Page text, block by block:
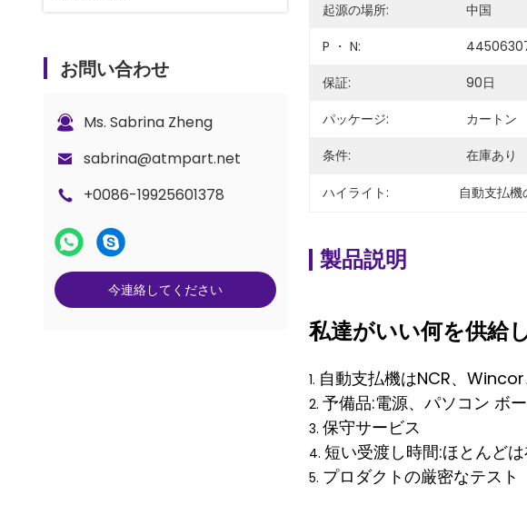
栄光カウンター スペアパーツ
ロックとキーの部品
G+D BPS C5 カウンター パーツ
お問い合わせ
Ms. Sabrina Zheng
sabrina@atmpart.net
+0086-19925601378
今連絡してください
起源の場所: 中国
P ・ N:
保証:
90日
パッケージ:
カートン
条件:
在庫あり
ハイライト: 自動支払
製品説明
私達がいい何を供給
1. 自動支払機はNCR、
2. 予備品:電源、パソコン ボ
3. 保守サービス
4. 短い受渡し時間:ほとんど
5. プロダクトの厳密なテスト